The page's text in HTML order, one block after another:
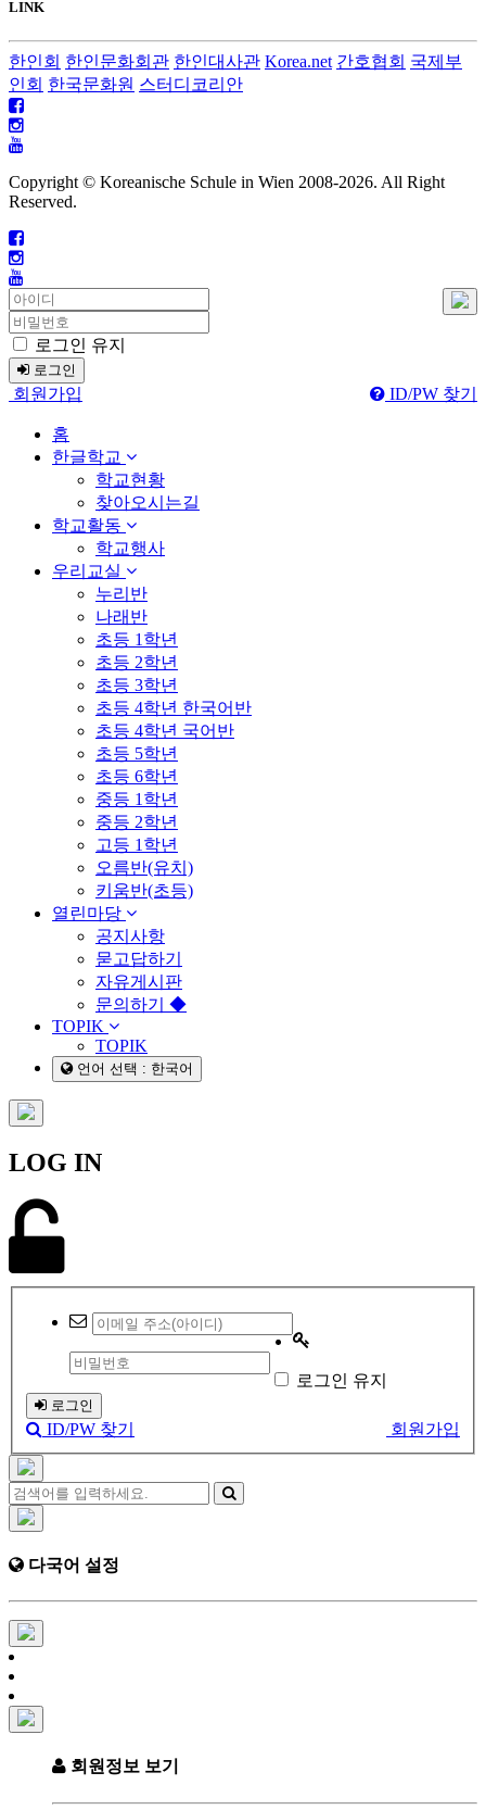
LINK
한인회 한인문화회관 한인대사관 Korea.net 간호협회 국제부
인회 한국문화원 스터디코리안
Copyright © Koreanische Schule in Wien 2008-2026. All Right
Reserved.
로그인 유지
로그인
회원가입 ID/PW 찾기
홈
한글학교
학교현황
찾아오시는길
학교활동
학교행사
우리교실
누리반
나래반
초등 1학년
초등 2학년
초등 3학년
초등 4학년 한국어반
초등 4학년 국어반
초등 5학년
초등 6학년
중등 1학년
중등 2학년
고등 1학년
오름반(유치)
키움반(초등)
열린마당
공지사항
묻고답하기
자유게시판
문의하기 ◆
TOPIK
TOPIK
언어 선택 : 한국어
LOG IN
로그인 유지
로그인
회원가입
ID/PW 찾기
다국어 설정
회원정보 보기